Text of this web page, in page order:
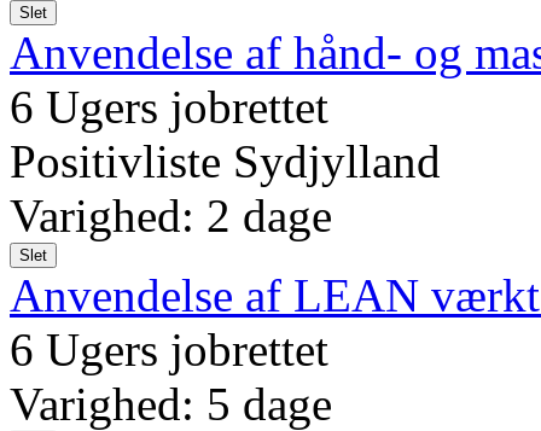
Slet
Anvendelse af hånd- og
6 Ugers jobrettet
Positivliste Sydjylland
Varighed: 2 dage
Slet
Anvendelse af LEAN
6 Ugers jobrettet
Varighed: 5 dage